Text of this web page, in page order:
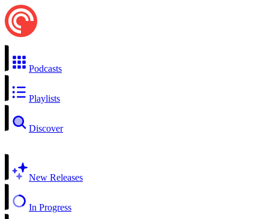
Podcasts
Playlists
Discover
New Releases
In Progress